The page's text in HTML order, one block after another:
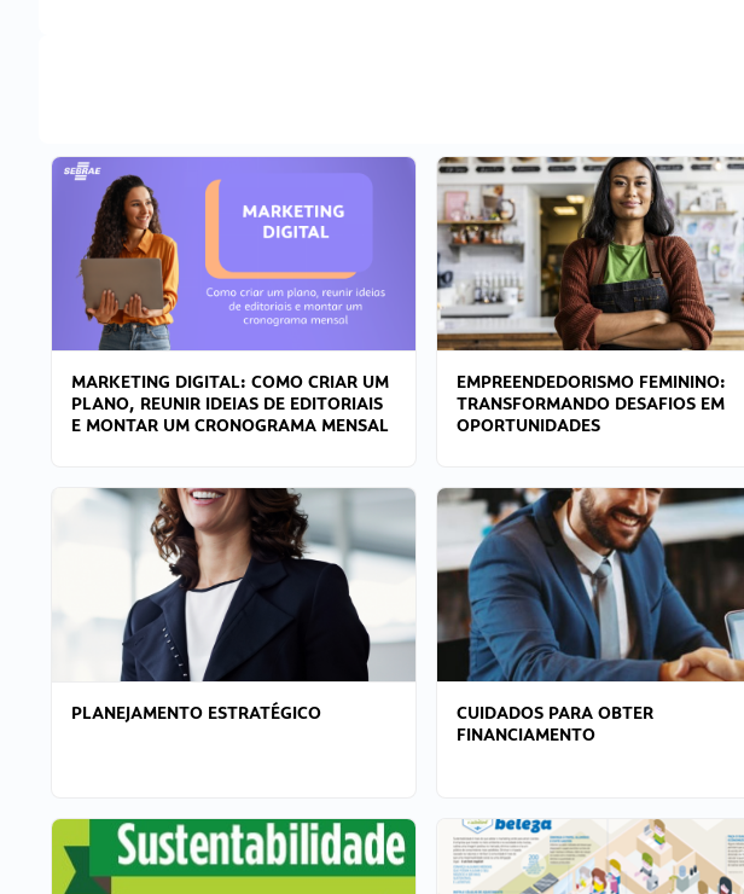
MARKETING DIGITAL: COMO CRIAR UM
PLANO, REUNIR IDEIAS DE EDITORIAIS
E MONTAR UM CRONOGRAMA MENSAL
EMPREENDEDORISMO FEMININO:
TRANSFORMANDO DESAFIOS EM
OPORTUNIDADES
PLANEJAMENTO ESTRATÉGICO
CUIDADOS PARA OBTER
FINANCIAMENTO